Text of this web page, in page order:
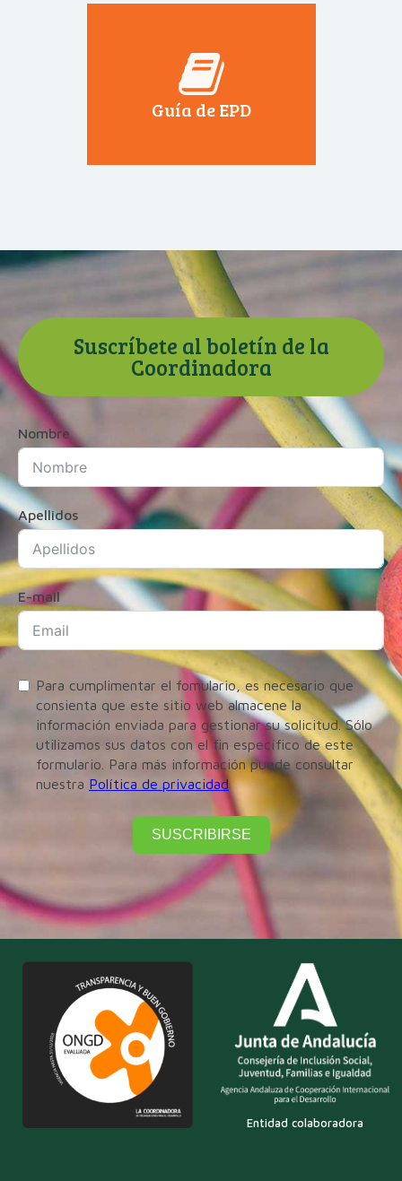
Guía de EPD
Suscríbete al boletín de la
Coordinadora
Nombre
Apellidos
E-mail
Para cumplimentar el fomulario, es necesario que
consienta que este sitio web almacene la
información enviada para gestionar su solicitud. Sólo
utilizamos sus datos con el fin específico de este
formulario. Para más información puede consultar
nuestra Política de privacidad
SUSCRIBIRSE
Entidad colaboradora